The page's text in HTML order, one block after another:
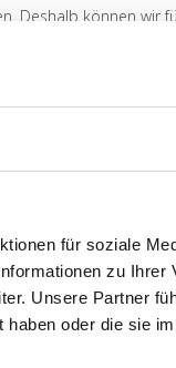
für soziale
zu Ihrer
Unsere Partner
oder die sie
Deshalb können wir
verantwortlich.
nicht
von
Urheberrecht. Die
jeweiligen
nicht vom
eine
umgehend